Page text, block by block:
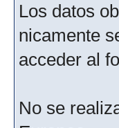
Los datos
nicamente
acceder al
No se